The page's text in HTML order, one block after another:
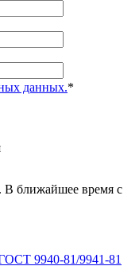
данных.*
В ближайшее время с